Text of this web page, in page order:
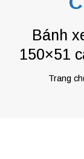
Bánh
150×51
Trang